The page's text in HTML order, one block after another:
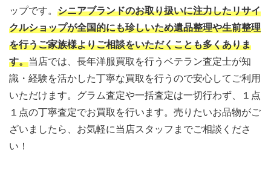
ップです。 シニアブランドのお取り扱いに注力したリサイ
クルショップが全国的にも珍しいため遺品整理や生前整理
を行うご家族様よりご相談をいただくことも多くありま
す。当店では、長年洋服買取を行うベテラン査定士が知
識・経験を活かした丁寧な買取を行うので安心してご利用
いただけます。グラム査定や一括査定は一切行わず、１点
１点の丁寧査定でお買取を行います。売りたいお品物がご
ざいましたら、お気軽に当店スタッフまでご相談くださ
い！